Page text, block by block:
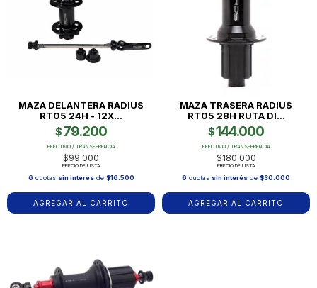
MAZA DELANTERA RADIUS
RT05 24H - 12X...
$79.200
EFECTIVO / TRANSFERENCIA
$99.000
PRECIO DE LISTA
6 cuotas sin interésde $16.500
MAZA TRASERA RADIUS
RT05 28H RUTA DI...
$144.000
EFECTIVO / TRANSFERENCIA
$180.000
PRECIO DE LISTA
6 cuotas sin interés de $30.000